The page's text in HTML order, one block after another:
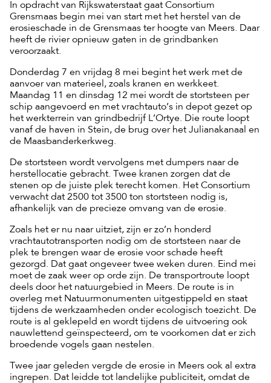
In opdracht van Rijkswaterstaat gaat Consortium
Grensmaas begin mei van start met het herstel van de
erosieschade in de Grensmaas ter hoogte van Meers. Daar
heeft de rivier opnieuw gaten in de grindbanken
veroorzaakt.
Donderdag 7 en vrijdag 8 mei begint het werk met de
aanvoer van materieel, zoals kranen en werkkeet.
Maandag 11 en dinsdag 12 mei wordt de stortsteen per
schip aangevoerd en met vrachtauto’s in depot gezet op
het werkterrein van grindbedrijf L’Ortye. Die route loopt
vanaf de haven in Stein, de brug over het Julianakanaal en
de Maasbanderkerkweg.
De stortsteen wordt vervolgens met dumpers naar de
herstellocatie gebracht. Twee kranen zorgen dat de
stenen op de juiste plek terecht komen. Het Consortium
verwacht dat 2500 tot 3500 ton stortsteen nodig is,
afhankelijk van de precieze omvang van de erosie.
Zoals het er nu naar uitziet, zijn er zo’n honderd
vrachtautotransporten nodig om de stortsteen naar de
plek te brengen waar de erosie voor schade heeft
gezorgd. Dat gaat ongeveer twee weken duren. Eind mei
moet de zaak weer op orde zijn. De transportroute loopt
deels door het natuurgebied in Meers. De route is in
overleg met Natuurmonumenten uitgestippeld en staat
tijdens de werkzaamheden onder ecologisch toezicht. De
route is al geklepeld en wordt tijdens de uitvoering ook
nauwlettend geïnspecteerd, om te voorkomen dat er zich
broedende vogels gaan nestelen.
Twee jaar geleden vergde de erosie in Meers ook al extra
ingrepen. Dat leidde tot landelijke publiciteit, omdat de